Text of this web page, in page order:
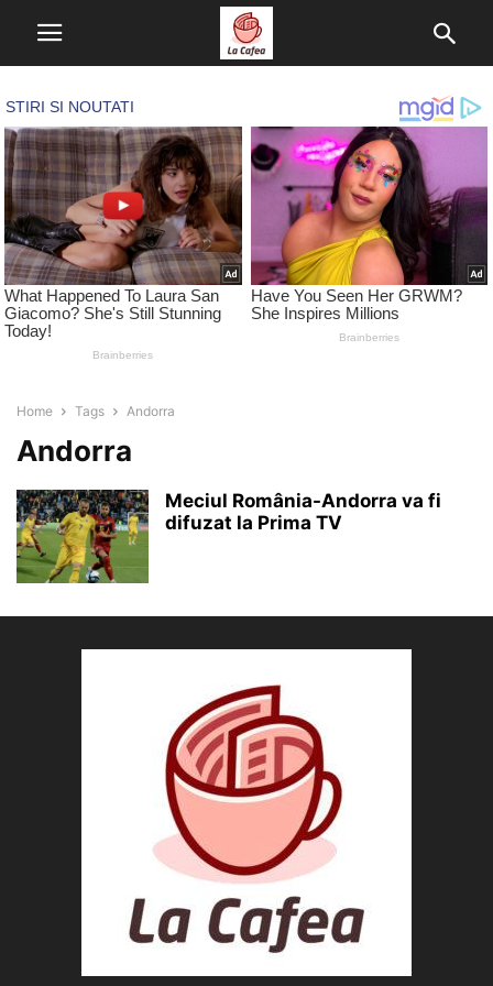
Home Tags Andorra
Andorra
Meciul România-Andorra va fi
difuzat la Prima TV